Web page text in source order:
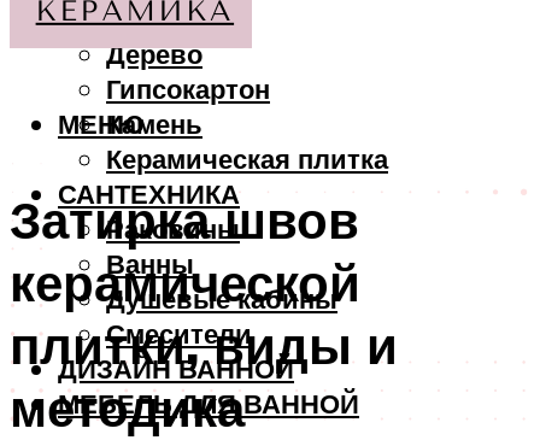
МАТЕРИАЛЫ
Дерево
Гипсокартон
Камень
Керамическая плитка
САНТЕХНИКА
Раковины
Ванны
Душевые кабины
Смесители
ДИЗАЙН ВАННОЙ
МЕБЕЛЬ ДЛЯ ВАННОЙ
МЕНЮ
Затирка швов
керамической
плитки, виды и
методика